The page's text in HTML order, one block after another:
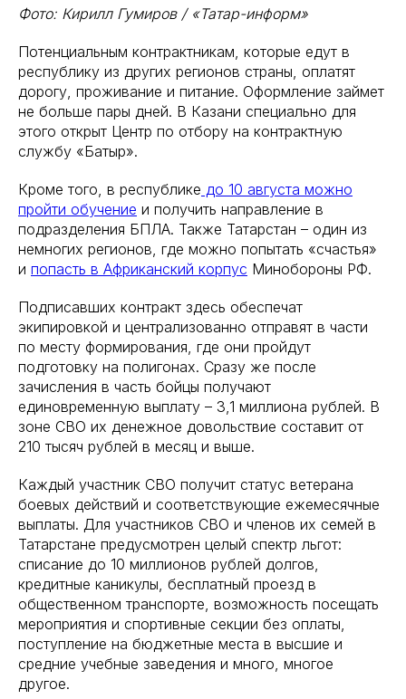
Фото: Кирилл Гумиров / «Татар-информ»
Потенциальным контрактникам, которые едут в
республику из других регионов страны, оплатят
дорогу, проживание и питание. Оформление займет
не больше пары дней. В Казани специально для
этого открыт Центр по отбору на контрактную
службу «Батыр».
Кроме того, в республике до 10 августа можно
пройти обучение и получить направление в
подразделения БПЛА. Также Татарстан – один из
немногих регионов, где можно попытать «счастья»
и попасть в Африканский корпус Минобороны РФ.
Подписавших контракт здесь обеспечат
экипировкой и централизованно отправят в части
по месту формирования, где они пройдут
подготовку на полигонах. Сразу же после
зачисления в часть бойцы получают
единовременную выплату – 3,1 миллиона рублей. В
зоне СВО их денежное довольствие составит от
210 тысяч рублей в месяц и выше.
Каждый участник СВО получит статус ветерана
боевых действий и соответствующие ежемесячные
выплаты. Для участников СВО и членов их семей в
Татарстане предусмотрен целый спектр льгот:
списание до 10 миллионов рублей долгов,
кредитные каникулы, бесплатный проезд в
общественном транспорте, возможность посещать
мероприятия и спортивные секции без оплаты,
поступление на бюджетные места в высшие и
средние учебные заведения и много, многое
другое.